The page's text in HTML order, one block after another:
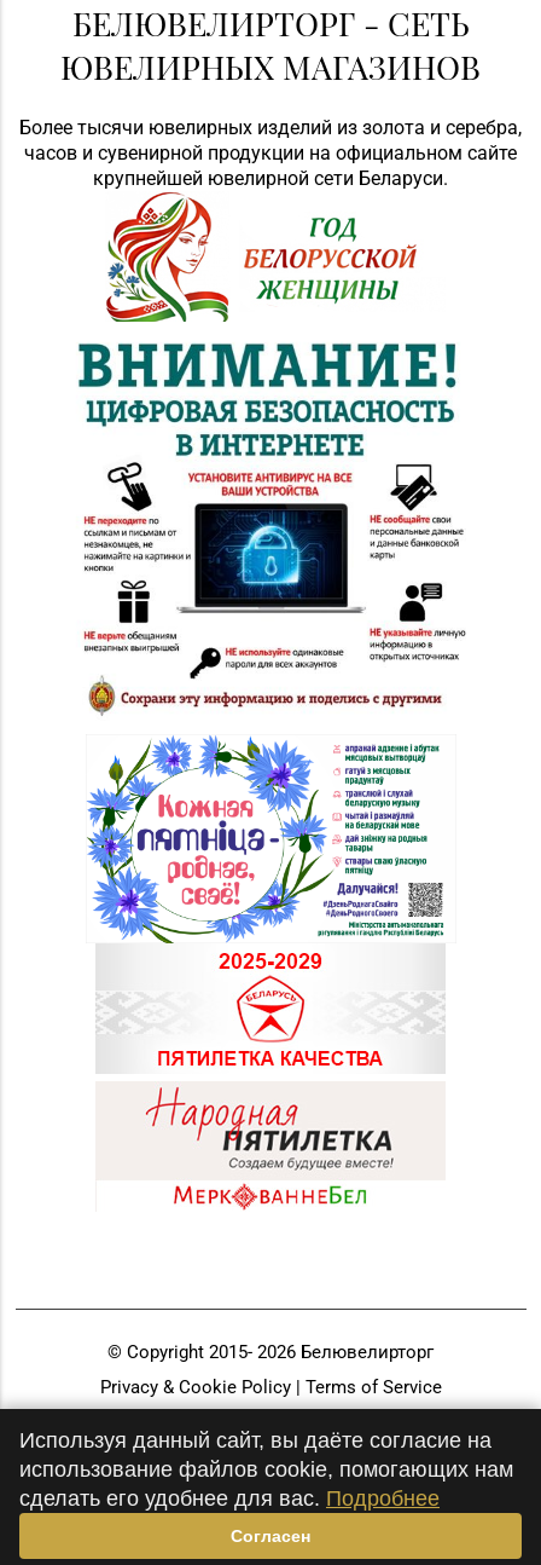
БЕЛЮВЕЛИРТОРГ - СЕТЬ
ЮВЕЛИРНЫХ МАГАЗИНОВ
Более тысячи ювелирных изделий из золота и серебра,
часов и сувенирной продукции на официальном сайте
крупнейшей ювелирной сети Беларуси.
© Copyright 2015- 2026 Белювелирторг
Privacy & Cookie Policy | Terms of Service
Используя данный сайт, вы даёте согласие на
использование файлов cookie, помогающих нам
сделать его удобнее для вас. Подробнее
Согласен